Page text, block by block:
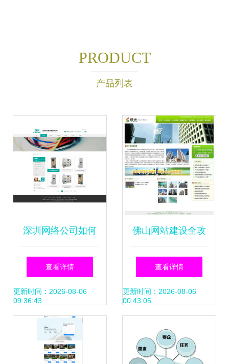
PRODUCT
产品列表
深圳网络公司如何
用网站效果图助力
旷鑫发展？
查看详情
更新时间：2026-08-06
09:36:43
佛山网站建设全攻
略 从设计到高端定
制的全方位解析
查看详情
更新时间：2026-08-06
00:43:05